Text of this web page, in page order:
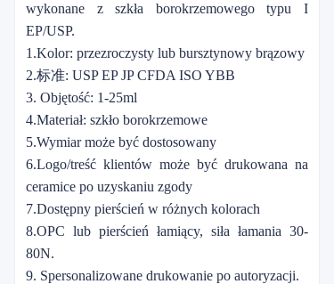
wykonane z szkła borokrzemowego typu I
EP/USP.
1.Kolor: przezroczysty lub bursztynowy brązowy
2.标准: USP EP JP CFDA ISO YBB
3. Objętość: 1-25ml
4.Materiał: szkło borokrzemowe
5.Wymiar może być dostosowany
6.Logo/treść klientów może być drukowana na
ceramice po uzyskaniu zgody
7.Dostępny pierścień w różnych kolorach
8.OPC lub pierścień łamiący, siła łamania 30-
80N.
9. Spersonalizowane drukowanie po autoryzacji.